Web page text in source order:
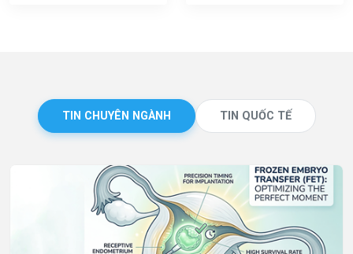
TIN CHUYÊN NGÀNH TIN QUỐC TẾ